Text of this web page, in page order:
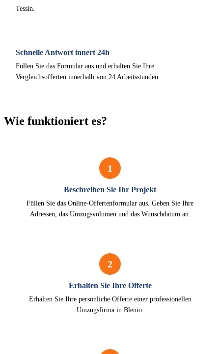
Tessin.
Schnelle Antwort innert 24h
Füllen Sie das Formular aus und erhalten Sie Ihre
Vergleichsofferten innerhalb von 24 Arbeitsstunden.
Wie funktioniert es?
1
Beschreiben Sie Ihr Projekt
Füllen Sie das Online-Offertenformular aus. Geben Sie Ihre
Adressen, das Umzugsvolumen und das Wunschdatum an.
2
Erhalten Sie Ihre Offerte
Erhalten Sie Ihre persönliche Offerte einer professionellen
Umzugsfirma in Blenio.